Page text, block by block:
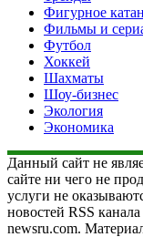
Фигурное
Фильмы и
Футбол
Хоккей
Шахматы
Шоу-бизнес
Экология
Экономика
Данный сайт не
сайте ни чего не
услуги не
новостей RSS
newsru.com.